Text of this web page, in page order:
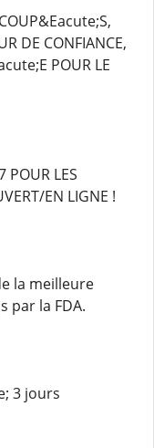
DE CONFIANCE,
POUR LE
POUR LES
EN LIGNE !
la meilleure
par la FDA.
3 jours